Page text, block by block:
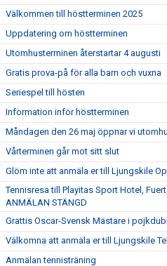
Välkommen till höstterminen 2025
Uppdatering om höstterminen
Utomhusterminen återstartar 4 augusti
Gratis prova-på för alla barn och vuxna
Seriespel till hösten
Information inför höstterminen
Måndagen den 26 maj öppnar vi
Vårterminen går mot sitt slut
Glöm inte att anmäla er till Ljungskile
Tennisresa till Playitas Sport Hotel,
ANMÄLAN STÄNGD
Grattis Oscar-Svensk Mästare i
Välkomna att anmäla er till Ljungskile
Anmälan tennisträning